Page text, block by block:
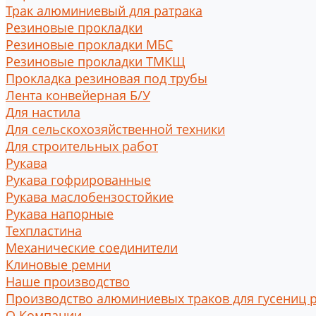
Трак алюминиевый для ратрака
Резиновые прокладки
Резиновые прокладки МБС
Резиновые прокладки ТМКЩ
Прокладка резиновая под трубы
Лента конвейерная Б/У
Для настила
Для сельскохозяйственной техники
Для строительных работ
Рукава
Рукава гофрированные
Рукава маслобензостойкие
Рукава напорные
Техпластина
Механические соединители
Клиновые ремни
Наше производство
Производство алюминиевых траков для гусениц